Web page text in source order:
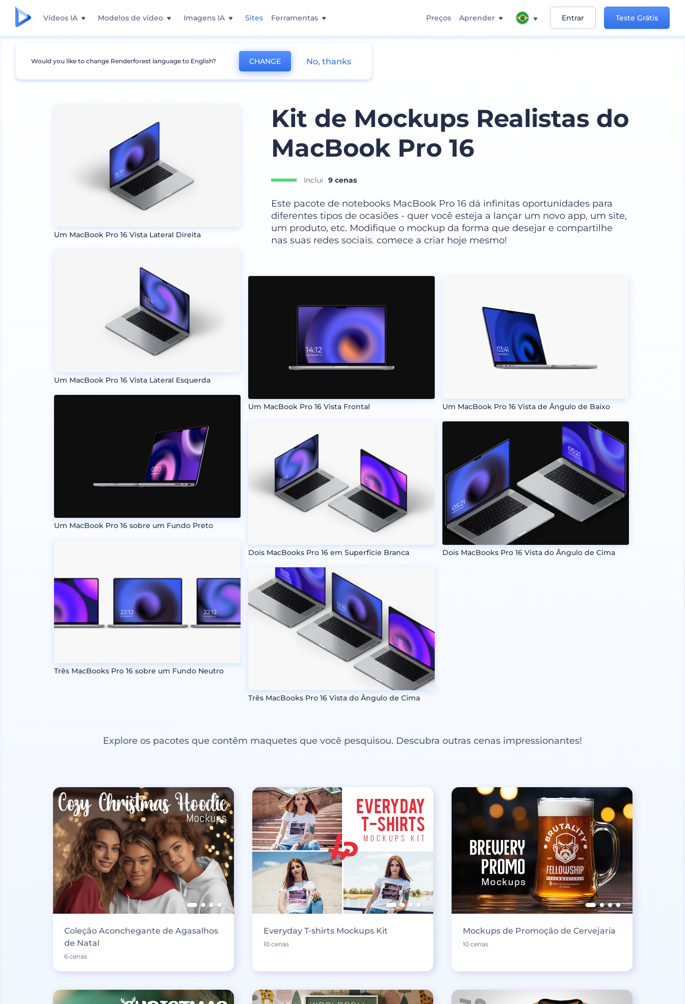
Vídeos IA Modelos de vídeo Imagens IA Sites Ferramentas Preços Aprender Entrar Teste Grátis
Mockups Aparelhos Mockup de Laptop
Um MacBook Pro 16 Vista Lateral Direita
Um MacBook Pro 16 Vista Lateral Esquerda
Um MacBook Pro 16 sobre um Fundo Preto
Três MacBooks Pro 16 sobre um Fundo Neutro
Kit de Mockups Realistas do
MacBook Pro 16
Inclui 9 cenas
Este pacote de notebooks MacBook Pro 16 dá infinitas oportunidades para
diferentes tipos de ocasiões - quer você esteja a lançar um novo app, um site,
um produto, etc. Modifique o mockup da forma que desejar e compartilhe
nas suas redes sociais. comece a criar hoje mesmo!
Um MacBook Pro 16 Vista Frontal
Dois MacBooks Pro 16 em Superfície Branca
Três MacBooks Pro 16 Vista do Ângulo de Cima
Um MacBook Pro 16 Vista de Ângulo de Baixo
Dois MacBooks Pro 16 Vista do Ângulo de Cima
Explore os pacotes que contêm maquetes que você pesquisou. Descubra outras cenas impressionantes!
Coleção Aconchegante de Agasalhos
de Natal
6 cenas
Everyday T-shirts Mockups Kit
10 cenas
Mockups de Promoção de Cervejaria
10 cenas
Would you like to change Renderforest language to English? CHANGE No, thanks